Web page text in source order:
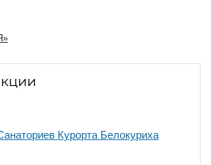
Курорта Белокуриха